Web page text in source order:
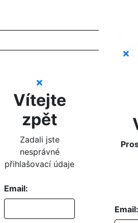
Vítejte
zpět
Zadali jste
nesprávné
přihlašovací údaje
Email:
Email: